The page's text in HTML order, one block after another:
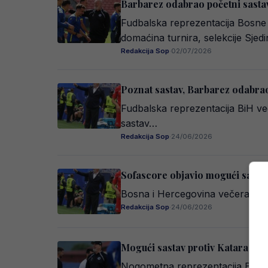
Barbarez odabrao početni
Fudbalska reprezentacija
domaćina turnira, selekcije
Redakcija Sop·02/07/2026
Poznat sastav, Barbarez
Fudbalska reprezentacija BiH
sastav…
Redakcija Sop·24/06/2026
Sofascore objavio mogući
Bosna i Hercegovina večeras
Redakcija Sop·24/06/2026
Mogući sastav protiv Katara: